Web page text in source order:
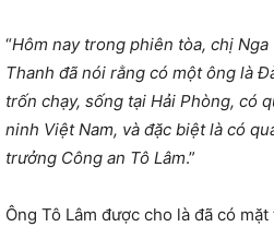
“Hôm nay trong phiên tòa, chị
Thanh đã nói rằng có một ông là
trốn chạy, sống tại Hải Phòng, có
ninh Việt Nam, và đặc biệt là có
trưởng Công an Tô Lâm.”
Ông Tô Lâm được cho là đã có